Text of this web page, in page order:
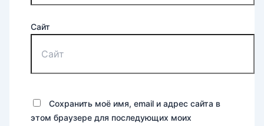
Сайт
Сохранить моё имя, email и адрес сайта в
этом браузере для последующих моих